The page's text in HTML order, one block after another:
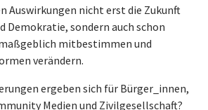
Auswirkungen nicht erst die Zukunft
Demokratie, sondern auch schon
mitbestimmen und
verändern.
ergeben sich für Bürger_innen,
Medien und Zivilgesellschaft?